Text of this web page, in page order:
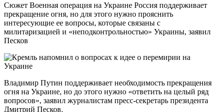
Сюжет Военная операция на Украине Россия поддерживает
прекращение огня, но для этого нужно прояснить
интересующие ее вопросы, которые связаны с
милитаризацией и «неподконтрольностью» Украины, заявил
Песков
Владимир Путин поддерживает необходимость прекращения
огня на Украине, но до этого нужно «ответить на целый ряд
вопросов», заявил журналистам пресс-секретарь президента
Дмитрий Песков.